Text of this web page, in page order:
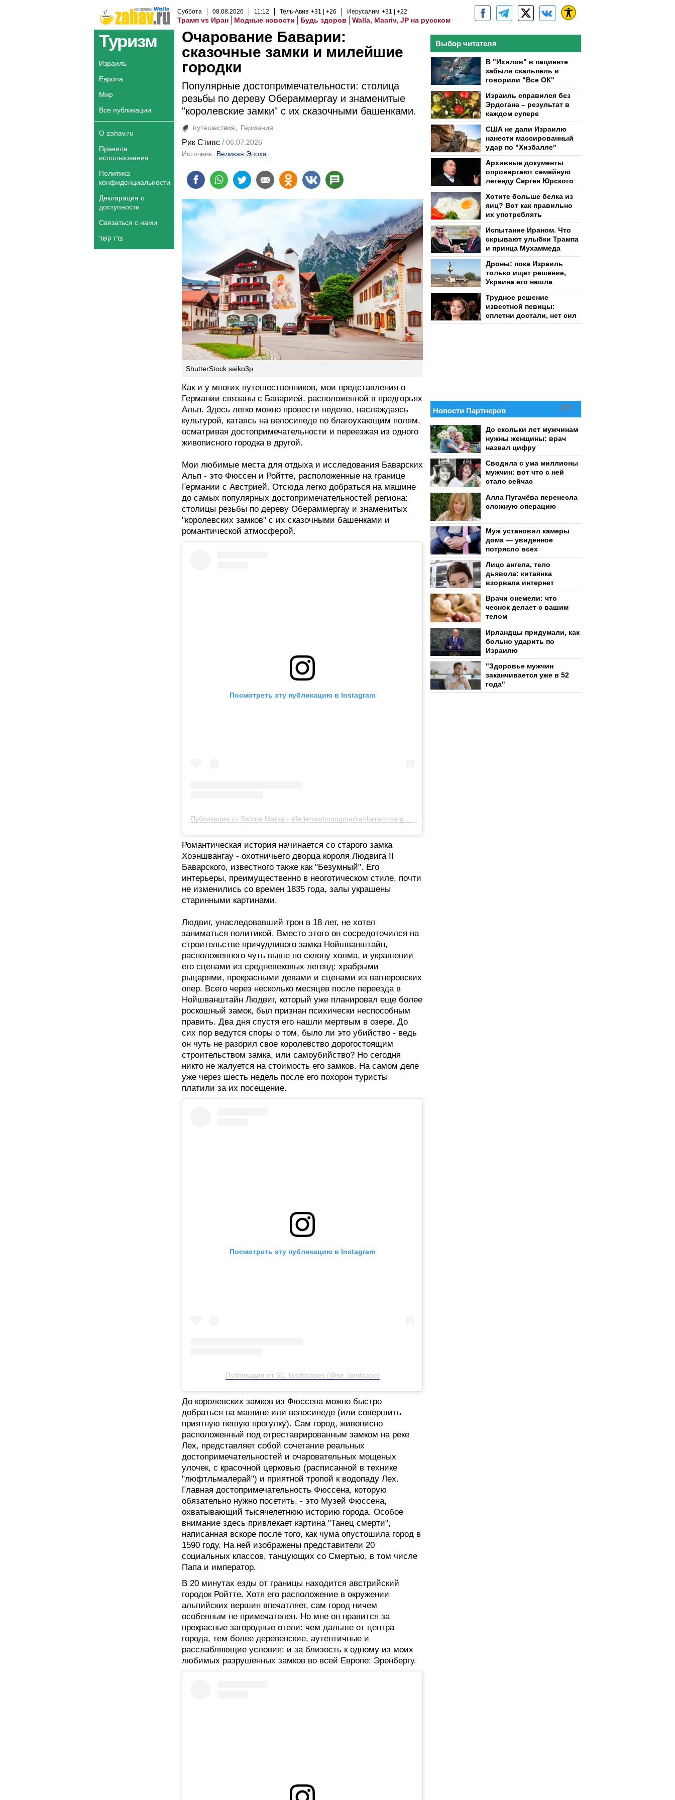
Суббота 08.08.2026 11:12 Тель-Авив +31 +26 Иерусалим +31 +22
Трамп vs Иран Модные новости Будь здоров Walla, Maariv, JP на русском
Туризм
Израиль
Европа
Мир
Все публикации
О zahav.ru
Правила
использования
Политика
конфиденциальности
Декларация о
доступности
Связаться с нами
צרו קשר
Очарование Баварии:
сказочные замки и милейшие
городки
Популярные достопримечательности: столица
резьбы по дереву Обераммергау и знаменитые
"королевские замки" с их сказочными башенками.
путешествия Германия
Рик Стивс
06.07.2026
Источник: Великая Эпоха
ShutterStock saiko3p
Как и у многих путешественников, мои представления о
Германии связаны с Баварией, расположенной в предгорьях
Альп. Здесь легко можно провести неделю, наслаждаясь
культурой, катаясь на велосипеде по благоухающим полям,
осматривая достопримечательности и переезжая из одного
живописного городка в другой.
Мои любимые места для отдыха и исследования Баварских
Альп - это Фюссен и Ройтте, расположенные на границе
Германии с Австрией. Отсюда легко добраться на машине
до самых популярных достопримечательностей региона:
столицы резьбы по дереву Обераммергау и знаменитых
"королевских замков" с их сказочными башенками и
романтической атмосферой.
Посмотреть эту публикацию в Instagram
Романтическая история начинается со старого замка
Хоэншвангау - охотничьего дворца короля Людвига II
Баварского, известного также как "Безумный". Его
интерьеры, преимущественно в неоготическом стиле, почти
не изменились со времен 1835 года, залы украшены
старинными картинами.
Людвиг, унаследовавший трон в 18 лет, не хотел
заниматься политикой. Вместо этого он сосредоточился на
строительстве причудливого замка Нойшванштайн,
расположенного чуть выше по склону холма, и украшении
его сценами из средневековых легенд: храбрыми
рыцарями, прекрасными девами и сценами из вагнеровских
опер. Всего через несколько месяцев после переезда в
Нойшванштайн Людвиг, который уже планировал еще более
роскошный замок, был признан психически неспособным
править. Два дня спустя его нашли мертвым в озере. До
сих пор ведутся споры о том, было ли это убийство - ведь
он чуть не разорил свое королевство дорогостоящим
строительством замка, или самоубийство? Но сегодня
никто не жалуется на стоимость его замков. На самом деле
уже через шесть недель после его похорон туристы
платили за их посещение.
Посмотреть эту публикацию в Instagram
Публикация от SE_landscapes (@se_landcape)
До королевских замков из Фюссена можно быстро
добраться на машине или велосипеде (или совершить
приятную пешую прогулку). Сам город, живописно
расположенный под отреставрированным замком на реке
Лех, представляет собой сочетание реальных
достопримечательностей и очаровательных мощеных
улочек, с красочной церковью (расписанной в технике
"люфтльмалерай") и приятной тропой к водопаду Лех.
Главная достопримечательность Фюссена, которую
обязательно нужно посетить, - это Музей Фюссена,
охватывающий тысячелетнюю историю города. Особое
внимание здесь привлекает картина "Танец смерти",
написанная вскоре после того, как чума опустошила город в
1590 году. На ней изображены представители 20
социальных классов, танцующих со Смертью, в том числе
Папа и император.
В 20 минутах езды от границы находится австрийский
городок Ройтте. Хотя его расположение в окружении
альпийских вершин впечатляет, сам город ничем
особенным не примечателен. Но мне он нравится за
прекрасные загородные отели: чем дальше от центра
города, тем более деревенские, аутентичные и
расслабляющие условия; и за близость к одному из моих
любимых разрушенных замков во всей Европе: Эренбергу.
Выбор читателя
В "Ихилов" в пациенте
забыли скальпель и
говорили "Все ОК"
Израиль справился без
Эрдогана – результат в
каждом супере
США не дали Израилю
нанести массированный
удар по "Хизбалле"
Архивные документы
опровергают семейную
легенду Сергея Юрского
Хотите больше белка из
яиц? Вот как правильно
их употреблять
Испытание Ираном. Что
скрывают улыбки Трампа
и принца Мухаммеда
Дроны: пока Израиль
только ищет решение,
Украина его нашла
Трудное решение
известной певицы:
сплетни достали, нет сил